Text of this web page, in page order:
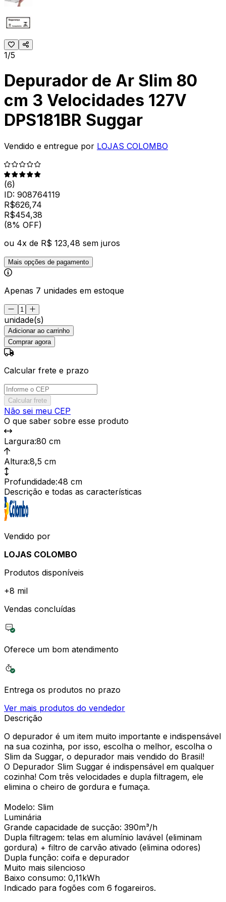
1/5
Depurador de Ar Slim 80
cm 3 Velocidades 127V
DPS181BR Suggar
Vendido e entregue por LOJAS COLOMBO
(6)
ID: 908764119
R$626,74
R$454,38
(8% OFF)
ou 4x de R$ 123,48 sem juros
Mais opções de pagamento
Apenas 7 unidades em estoque
unidade(s)
Adicionar ao carrinho
Comprar agora
Calcular frete e prazo
Calcular frete
Não sei meu CEP
O que saber sobre esse produto
Largura:80 cm
Altura:8,5 cm
Profundidade:48 cm
Descrição e todas as características
Vendido por
LOJAS COLOMBO
Produtos disponíveis
+8 mil
Vendas concluídas
Oferece um bom atendimento
Entrega os produtos no prazo
Ver mais produtos do vendedor
Descrição
O depurador é um item muito importante e indispensável
na sua cozinha, por isso, escolha o melhor, escolha o
Slim da Suggar, o depurador mais vendido do Brasil!
O Depurador Slim Suggar é indispensável em qualquer
cozinha! Com três velocidades e dupla filtragem, ele
elimina o cheiro de gordura e fumaça.
Modelo: Slim
Luminária
Grande capacidade de sucção: 390m³/h
Dupla filtragem: telas em alumínio lavável (eliminam
gordura) + filtro de carvão ativado (elimina odores)
Dupla função: coifa e depurador
Muito mais silencioso
Baixo consumo: 0,11kWh
Indicado para fogões com 6 fogareiros.